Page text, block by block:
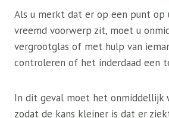
Als u merkt dat er op een punt op
vreemd voorwerp zit, moet u
vergrootglas of met hulp van
controleren of het inderdaad een
In dit geval moet het onmiddellijk
zodat de kans kleiner is dat er